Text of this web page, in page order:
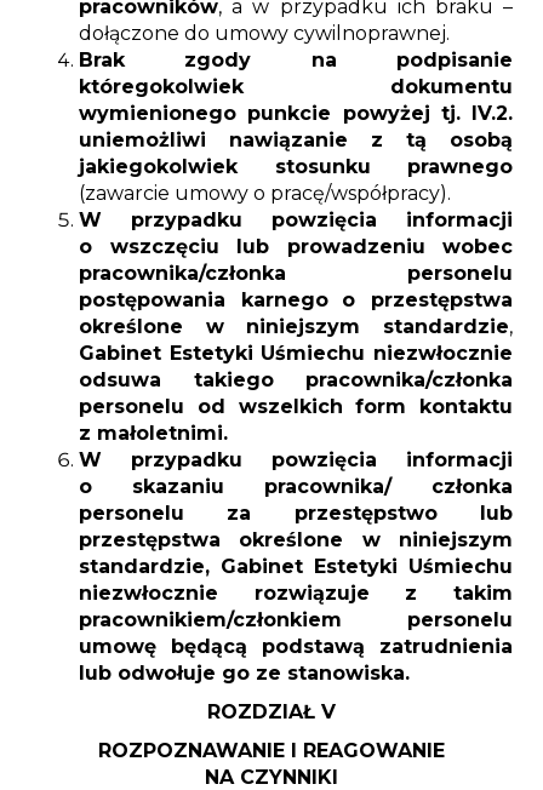
pracowników, a w przypadku ich braku –
dołączone do umowy cywilnoprawnej.
Brak zgody na podpisanie
któregokolwiek dokumentu
wymienionego punkcie powyżej tj. IV.2.
uniemożliwi nawiązanie z tą osobą
jakiegokolwiek stosunku prawnego
(zawarcie umowy o pracę/współpracy).
W przypadku powzięcia informacji
o wszczęciu lub prowadzeniu wobec
pracownika/członka personelu
postępowania karnego
o przestępstwa
określone w niniejszym standardzie,
Gabinet Estetyki Uśmiechu niezwłocznie
odsuwa takiego pracownika/członka
personelu od wszelkich form kontaktu
z małoletnimi.
W przypadku powzięcia informacji
o skazaniu pracownika/ członka
personelu za przestępstwo lub
przestępstwa określone w niniejszym
standardzie, Gabinet Estetyki Uśmiechu
niezwłocznie rozwiązuje z takim
pracownikiem/członkiem personelu
umowę będącą podstawą zatrudnienia
lub odwołuje go ze stanowiska.
ROZDZIAŁ V
ROZPOZNAWANIE I REAGOWANIE
NA CZYNNIKI